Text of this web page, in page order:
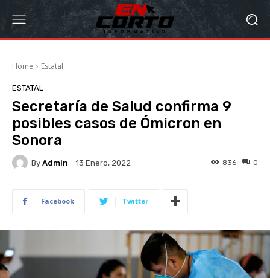
Home Estatal
ESTATAL
Secretaría de Salud confirma 9
posibles casos de Ómicron en
Sonora
By Admin 13 Enero, 2022 0
836
Facebook Twitter